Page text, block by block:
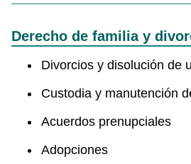
Derecho de familia y
Divorcios y disolución de
Custodia y manutención
Acuerdos prenupciales
Adopciones